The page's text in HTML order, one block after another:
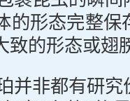
的形态完整保
致的形态或翅
并非都有研